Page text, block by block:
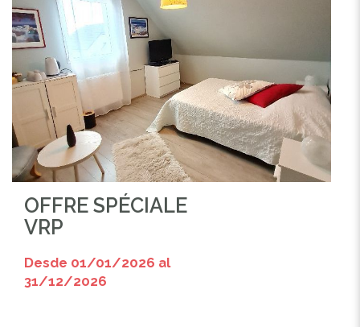
OFFRE SPÉCIALE
VRP
Desde 01/01/2026 al
31/12/2026